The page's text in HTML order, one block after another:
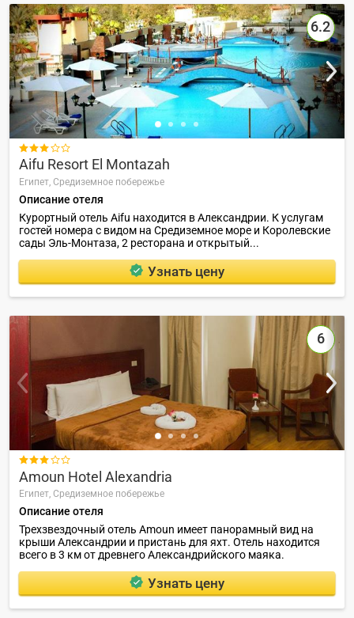
6.2

Aifu Resort El Montazah
Египет, Средиземное побережье
Описание отеля
Курортный отель Aifu находится в Александрии. К услугам
гостей номера с видом на Средиземное море и Королевские
сады Эль-Монтаза, 2 ресторана и открытый...
Узнать цену
6

Amoun Hotel Alexandria
Египет, Средиземное побережье
Описание отеля
Трехзвездочный отель Amoun имеет панорамный вид на
крыши Александрии и пристань для яхт. Отель находится
всего в 3 км от древнего Александрийского маяка.
Узнать цену